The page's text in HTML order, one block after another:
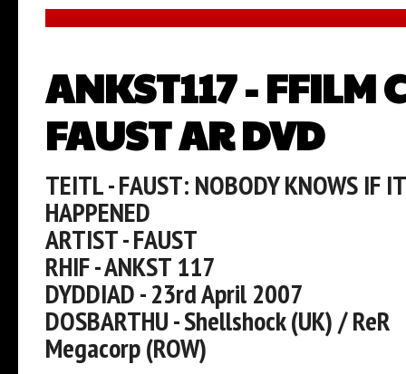
ANKST117 - FFILM
FAUST AR DVD
TEITL - FAUST: NOBODY KNOWS IF
HAPPENED
ARTIST - FAUST
RHIF - ANKST 117
DYDDIAD - 23rd April 2007
DOSBARTHU - Shellshock (UK) / ReR
Megacorp (ROW)